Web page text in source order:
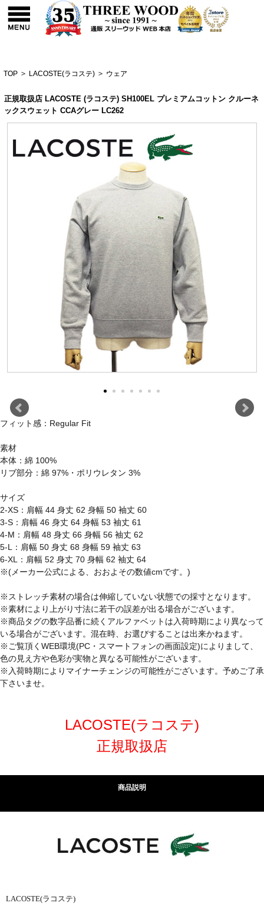
TOP > LACOSTE(ラコステ) > ウェア
正規取扱店 LACOSTE (ラコステ) SH100EL プレミアムコットン クルーネ
ックスウェット CCAグレー LC262
フィット感：Regular Fit
素材
本体：綿 100%
リブ部分：綿 97%・ポリウレタン 3%
サイズ
2-XS：肩幅 44 身丈 62 身幅 50 袖丈 60
3-S：肩幅 46 身丈 64 身幅 53 袖丈 61
4-M：肩幅 48 身丈 66 身幅 56 袖丈 62
5-L：肩幅 50 身丈 68 身幅 59 袖丈 63
6-XL：肩幅 52 身丈 70 身幅 62 袖丈 64
※(メーカー公式による、おおよその数値cmです。)
※ストレッチ素材の場合は伸縮していない状態での採寸となります。
※素材により上がり寸法に若干の誤差が出る場合がございます。
※商品タグの数字品番に続くアルファベットは入荷時期により異なって
いる場合がございます。混在時、お選びすることは出来かねます。
※ご覧頂くWEB環境(PC・スマートフォンの画面設定)によりまして、
色の見え方や色彩が実物と異なる可能性がございます。
※入荷時期によりマイナーチェンジの可能性がございます。予めご了承
下さいませ。
LACOSTE(ラコステ)
正規取扱店
商品説明
LACOSTE(ラコステ)